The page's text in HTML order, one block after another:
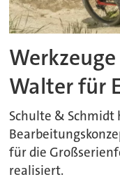
Walter für
Schulte &
für die
realisiert.